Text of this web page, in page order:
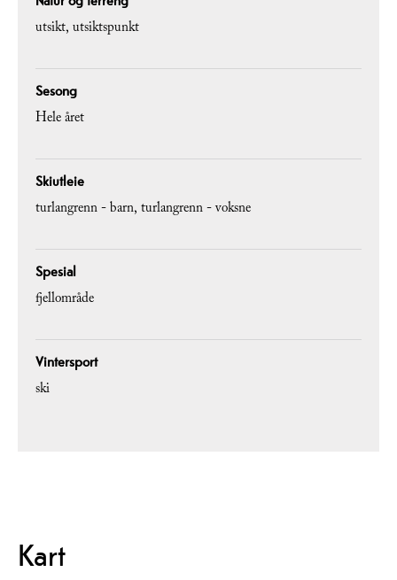
utsikt utsiktspunkt
Sesong
Hele året
Skiutleie
turlangrenn - barn turlangrenn - voksne
Spesial
fjellområde
Vintersport
ski
Kart